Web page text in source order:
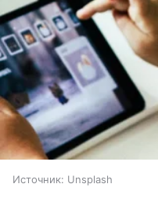
Источник: Unsplash